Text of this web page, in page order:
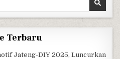
Terbaru
Jateng-DIY 2025, Luncurkan